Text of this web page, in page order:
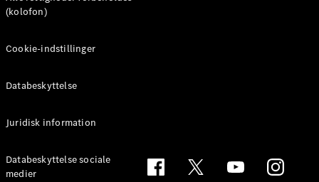
(kolofon)
Cookie-indstillinger
Databeskyttelse
Juridisk information
Databeskyttelse sociale
medier